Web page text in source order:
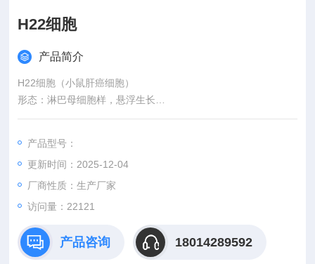
H22细胞
产品简介
H22细胞（小鼠肝癌细胞）
形态：淋巴母细胞样，悬浮生长
含量：>1x106 个/瓶
规格：T25瓶或者1mL冻存管包装
产品型号：
更新时间：2025-12-04
厂商性质：生产厂家
访问量：22121
产品咨询 18014289592